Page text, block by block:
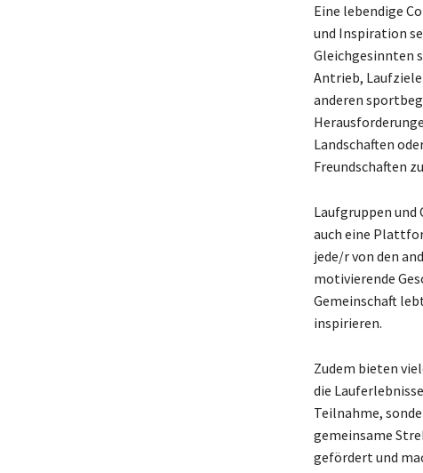
Eine lebendige
und Inspiration
Gleichgesinnten
Antrieb,
anderen
Landschaften
Freundschaften
Laufgruppen
auch eine
jede/r von den
motivierende
Gemeinschaft
inspirieren.
Zudem bieten
die
Teilnahme,
gemeinsame
gefördert und